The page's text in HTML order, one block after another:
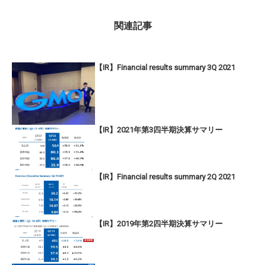
関連記事
【IR】Financial results summary 3Q 2021
【IR】2021年第3四半期決算サマリー
【IR】Financial results summary 2Q 2021
【IR】2019年第2四半期決算サマリー